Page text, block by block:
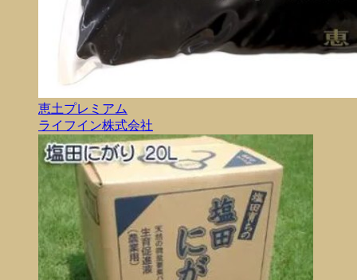
恵土プレミアム
ライフイン株式会社